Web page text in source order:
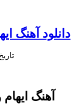
دانلود آهنگ
تاریخ
آهنگ